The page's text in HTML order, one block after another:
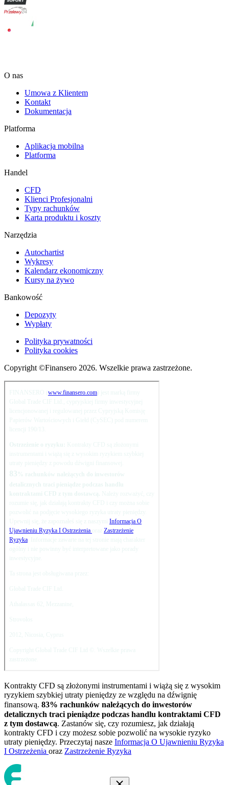
O nas
Umowa z Klientem
Kontakt
Dokumentacja
Platforma
Aplikacja mobilna
Platforma
Handel
CFD
Klienci Profesjonalni
Typy rachunków
Karta produktu i koszty
Narzędzia
Autochartist
Wykresy
Kalendarz ekonomiczny
Kursy na żywo
Bankowość
Depozyty
Wypłaty
Polityka prywatności
Polityka cookies
Copyright ©Finansero 2026. Wszelkie prawa zastrzeżone.
Kontrakty CFD są złożonymi instrumentami i wiążą się z wysokim
ryzykiem szybkiej utraty pieniędzy ze względu na dźwignię
finansową. 83% rachunków należących do inwestorów
detalicznych traci pieniądze podczas handlu kontraktami CFD
z tym dostawcą. Zastanów się, czy rozumiesz, jak działają
kontrakty CFD i czy możesz sobie pozwolić na wysokie ryzyko
utraty pieniędzy. Przeczytaj nasze Informacja O Ujawnieniu Ryzyka
I Ostrzeżenia oraz Zastrzeżenie Ryzyka